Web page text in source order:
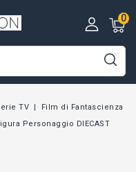
0
TV
Film di Fantascienza
Personaggio DIECAST